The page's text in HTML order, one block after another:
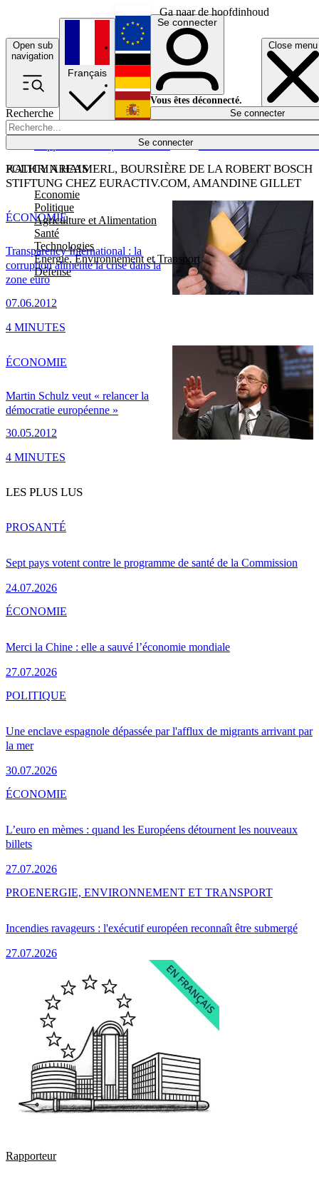
Ga naar de hoofdinhoud
Open sub
navigation
Close menu
Recherche
Se connecter
POLICY AREAS
Economie
Politique
Agriculture et Alimentation
Santé
Technologies
Energie, Environnement et Transport
Défense
Économie
Français
English
Deutsch
Español
Se connecter
Vous êtes déconnecté.
Se connecter
KATHRIN HAIMERL, BOURSIÈRE DE LA ROBERT BOSCH
STIFTUNG CHEZ EURACTIV.COM, AMANDINE GILLET
Transparency International : la
corruption alimente la crise dans la
zone euro
07.06.2012
ÉCONOMIE
4 MINUTES
Martin Schulz veut « relancer la
démocratie européenne »
30.05.2012
ÉCONOMIE
4 MINUTES
LES PLUS LUS
Sept pays votent contre le programme de santé de la Commission
24.07.2026
PROSANTÉ
Merci la Chine : elle a sauvé l’économie mondiale
27.07.2026
ÉCONOMIE
Une enclave espagnole dépassée par l'afflux de migrants arrivant par
la mer
30.07.2026
POLITIQUE
L’euro en mèmes : quand les Européens détournent les nouveaux
billets
27.07.2026
ÉCONOMIE
Incendies ravageurs : l'exécutif européen reconnaît être submergé
27.07.2026
PROENERGIE, ENVIRONNEMENT ET TRANSPORT
Rapporteur